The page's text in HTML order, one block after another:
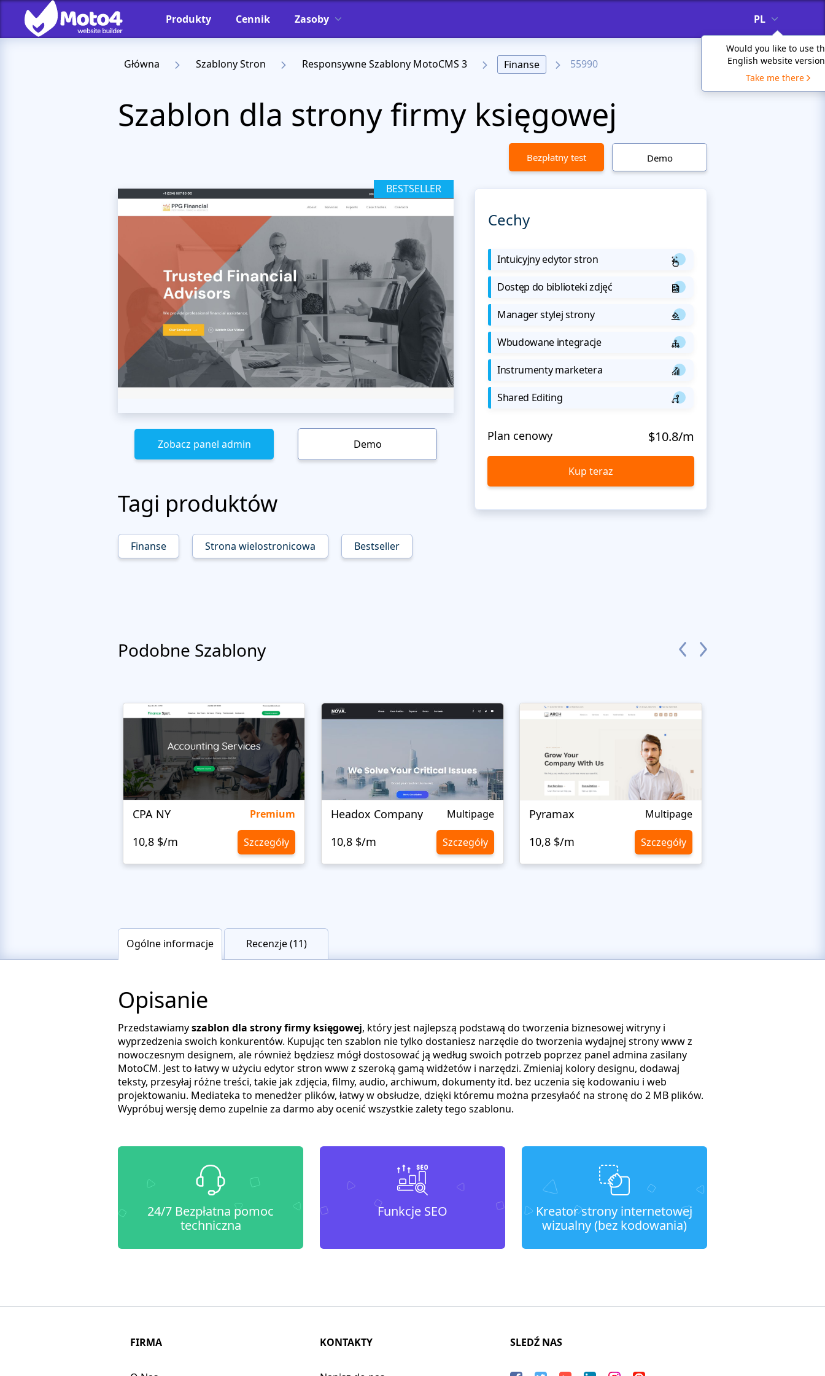
Produkty Cennik Zasoby PL
Would you like to use
English website
Take me there
Główna Szablony Stron Responsywne Szablony MotoCMS 3 Finanse 55990
Szablon dla strony firmy księgowej
Bezpłatny test Demo
BESTSELLER
Zobacz panel admin Demo
Tagi produktów
Finanse Strona wielostronicowa Bestseller
Cechy
Intuicyjny edytor stron
Dostęp do biblioteki zdjęć
Manager stylej strony
Wbudowane integracje
Instrumenty marketera
Shared Editing
Plan cenowy $10.8/m
Kup teraz
Podobne Szablony
CPA NY Premium
10,8 $/m Szczegóły
Headox Company Multipage
10,8 $/m Szczegóły
Pyramax Multipage
10,8 $/m Szczegóły
Ogólne informacje Recenzje (11)
Opisanie
Przedstawiamyszablon dla strony firmy księgowej, który jest najlepszą podstawą do tworzenia biznesowej witryny i
wyprzedzenia swoich konkurentów. Kupując ten szablon nie tylko dostaniesz narzędie do tworzenia wydajnej strony www z
nowoczesnym designem, ale również będziesz mógł dostosować ją według swoich potrzeb poprzez panel admina zasilany
MotoCM. Jest to łatwy w użyciu edytor stron www z szeroką gamą widżetów i narzędzi. Zmieniaj kolory designu, dodawaj
teksty, przesyłaj różne treści, takie jak zdjęcia, filmy, audio, archiwum, dokumenty itd. bez uczenia się kodowaniu i web
projektowaniu. Mediateka to menedżer plików, łatwy w obsłudze, dzięki któremu można przesyłaóć na stronę do 2 MB plików.
Wypróbuj wersję demo zupelnie za darmo aby ocenić wszystkie zalety tego szablonu.
24/7 Bezpłatna pomoc
techniczna
Funkcje SEO
Kreator strony internetowej
wizualny (bez kodowania)
FIRMA KONTAKTY SLEDŹ NAS